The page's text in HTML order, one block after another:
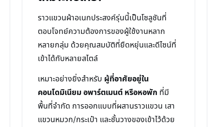
ราวแขวนผ้าอเนกประสงค์รุ่นนี้เป็นโซลูชันที่
ตอบโจทย์ความต้องการของผู้ใช้งานหลาก
หลายกลุ่ม ด้วยคุณสมบัติที่ยืดหยุ่นและดีไซน์ที่
เข้าได้กับหลายสไตล์
เหมาะอย่างยิ่งสำหรับ ผู้ที่อาศัยอยู่ใน
คอนโดมิเนียม อพาร์ตเมนต์ หรือหอพัก ที่มี
พื้นที่จำกัด การออกแบบที่ผสานราวแขวน เสา
แขวนหมวก/กระเป๋า และชั้นวางของเข้าไว้ด้วย